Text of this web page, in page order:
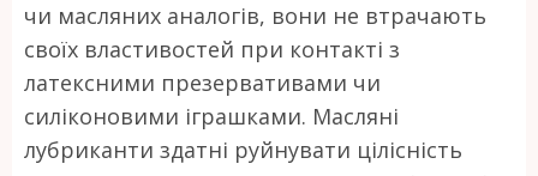
чи масляних аналогів, вони не втрачають
своїх властивостей при контакті з
латексними презервативами чи
силіконовими іграшками. Масляні
лубриканти здатні руйнувати цілісність